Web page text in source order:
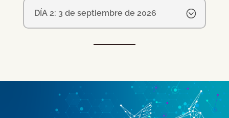
DÍA 2: 3 de septiembre de 2026